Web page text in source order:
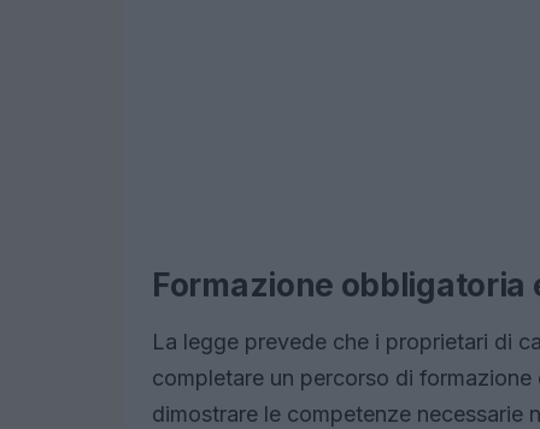
Formazione obbligatoria
La legge prevede che i proprietari di
completare un percorso di
dimostrare le competenze necessarie